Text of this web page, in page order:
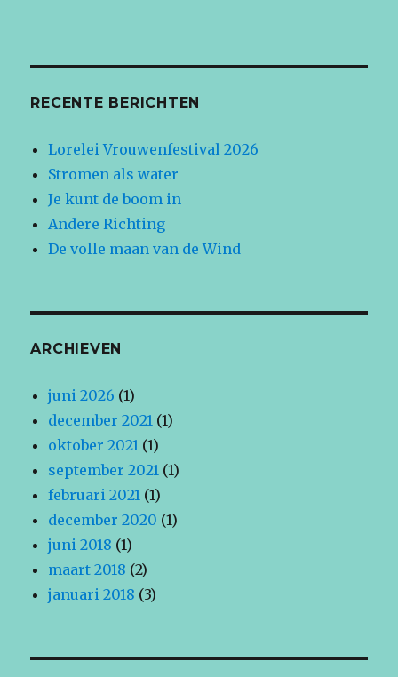
RECENTE BERICHTEN
Lorelei Vrouwenfestival 2026
Stromen als water
Je kunt de boom in
Andere Richting
De volle maan van de Wind
ARCHIEVEN
juni 2026 (1)
december 2021 (1)
oktober 2021 (1)
september 2021 (1)
februari 2021 (1)
december 2020 (1)
juni 2018 (1)
maart 2018 (2)
januari 2018 (3)